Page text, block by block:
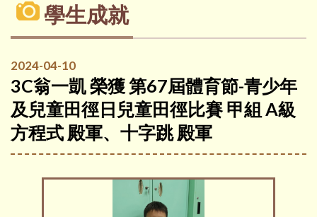
學生成就
2024-04-10
3C翁一凱 榮獲 第67屆體育節-青少年
及兒童田徑日兒童田徑比賽 甲組 A級
方程式 殿軍、十字跳 殿軍